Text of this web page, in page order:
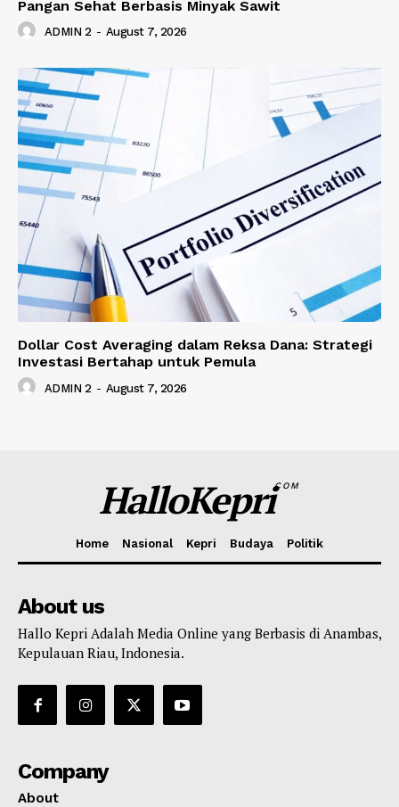
Pangan Sehat Berbasis Minyak Sawit
ADMIN 2 - August 7, 2026
Dollar Cost Averaging dalam Reksa Dana: Strategi
Investasi Bertahap untuk Pemula
ADMIN 2 - August 7, 2026
HalloKepriCOM
Home Nasional Kepri Budaya Politik
About us
Hallo Kepri Adalah Media Online yang Berbasis di Anambas,
Kepulauan Riau, Indonesia.
Company
About